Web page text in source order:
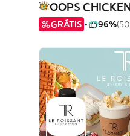
OOPS
GRÁTIS 96%